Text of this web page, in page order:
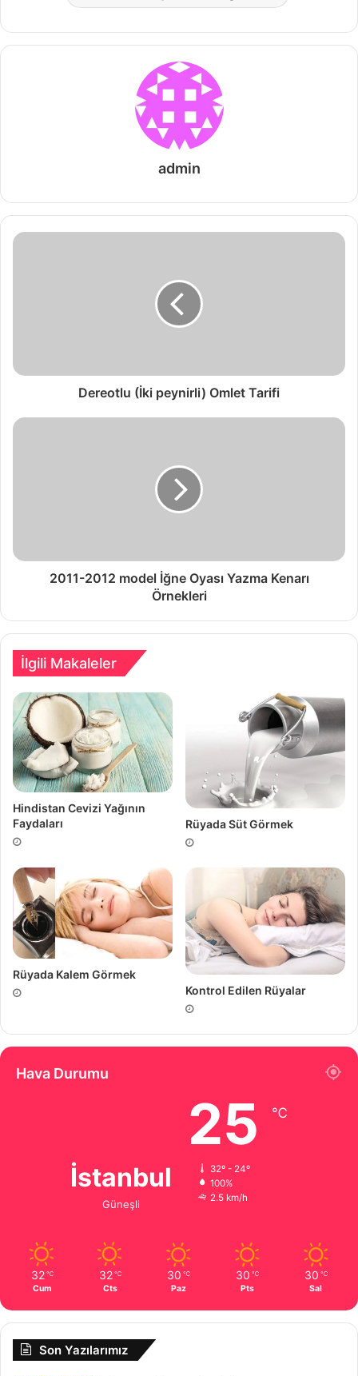
admin
Dereotlu (İki peynirli) Omlet Tarifi
2011-2012 model İğne Oyası Yazma Kenarı
Örnekleri
İlgili Makaleler
Hindistan Cevizi Yağının
Faydaları
Rüyada Süt Görmek
Rüyada Kalem Görmek
Kontrol Edilen Rüyalar
Hava Durumu
İstanbul
Güneşli
25 ℃
32º - 24º
100%
2.5 km/h
32 ℃
Cum
32 ℃
Cts
30 ℃
Paz
30 ℃
Pts
30 ℃
Sal
Son Yazılarımız